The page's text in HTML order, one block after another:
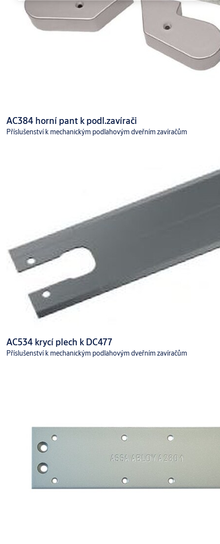
AC384 horní pant k podl.zavírači
Příslušenství k mechanickým podlahovým dveřním zavíračům
AC534 krycí plech k DC477
Příslušenství k mechanickým podlahovým dveřním zavíračům